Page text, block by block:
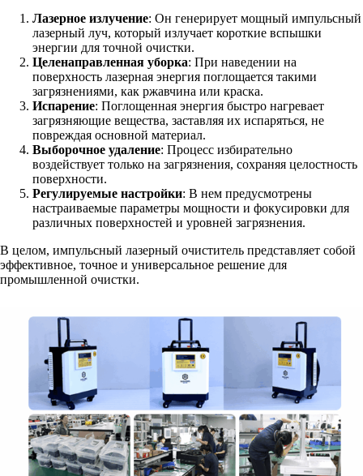
Лазерное излучение: Он генерирует мощный импульсный
лазерный луч, который излучает короткие вспышки
энергии для точной очистки.
Целенаправленная уборка: При наведении на
поверхность лазерная энергия поглощается такими
загрязнениями, как ржавчина или краска.
Испарение: Поглощенная энергия быстро нагревает
загрязняющие вещества, заставляя их испаряться, не
повреждая основной материал.
Выборочное удаление: Процесс избирательно
воздействует только на загрязнения, сохраняя целостность
поверхности.
Регулируемые настройки: В нем предусмотрены
настраиваемые параметры мощности и фокусировки для
различных поверхностей и уровней загрязнения.
В целом, импульсный лазерный очиститель представляет собой
эффективное, точное и универсальное решение для
промышленной очистки.